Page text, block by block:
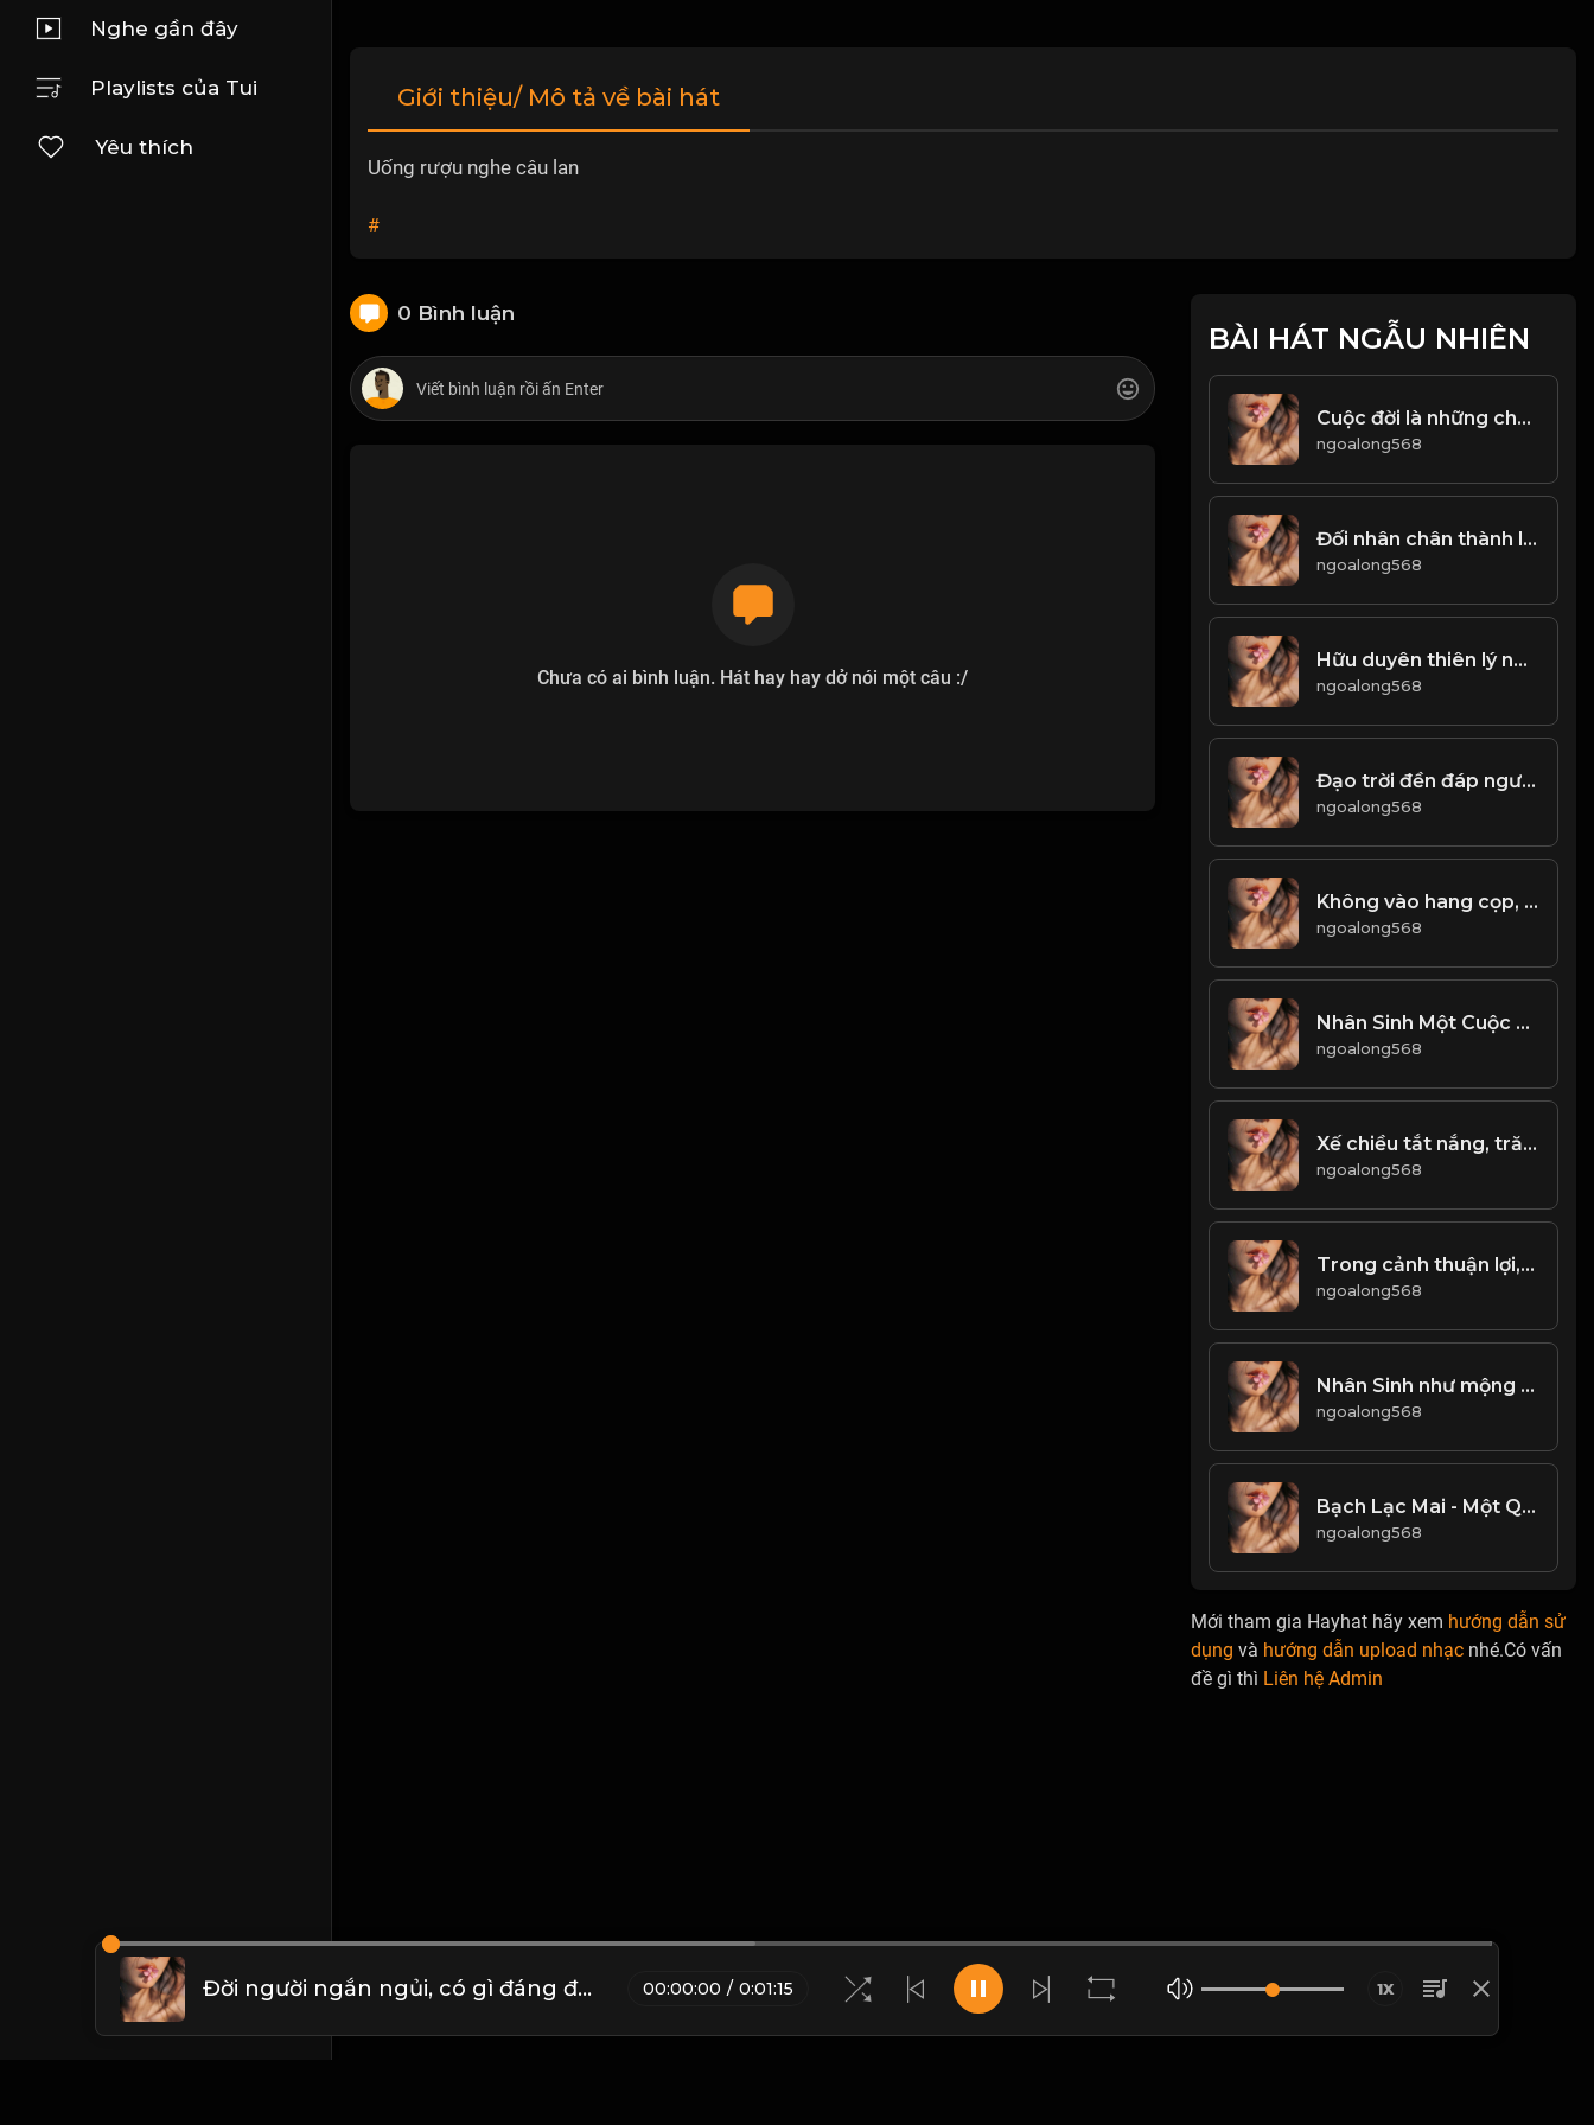
Nghe gần đây
Playlists của Tui
Yêu thích
Giới thiệu/ Mô tả về bài hát
Uống rượu nghe câu lan
#
0 Bình luận
Chưa có ai bình luận. Hát hay hay dở nói một câu :/
BÀI HÁT NGẪU NHIÊN
Cuộc đời là những chuyến đi, chỉ có buông bỏ mới có thể tiến xa hơn! & Đạo
ngoalong568
Đối nhân chân thành lịch sự, xử lý ẩn mình Khiêm hạ! Đạo
ngoalong568
Hữu duyên thiên lý năng tương ngộ Vô duyên đối diện bất tương phùng! & Đạo
ngoalong568
Đạo trời đền đáp người cần cù! & Đạo
ngoalong568
Không vào hang cọp, sao bắt được cọp con! Đạo
ngoalong568
Nhân Sinh Một Cuộc Tu Hành...! & ĐẠO
ngoalong568
Xế chiều tắt nắng, trăng tròn lại khuyết, âu cũng là lẽ thường của thế gian &đạo
ngoalong568
Trong cảnh thuận lợi, đối xử tốt với người, gặp cảnh đối xử tốt với mình! Đạo
ngoalong568
Nhân Sinh như mộng & Đạo
ngoalong568
Bạch Lạc Mai - Một Quyển Phong Hoa Đại Đường! & Đạo
ngoalong568
Mới tham gia Hayhat hãy xem hướng dẫn sử
dụng và hướng dẫn upload nhạc nhé.Có vấn
đề gì thì Liên hệ Admin
Đời người ngắn ngủi, có gì đáng để tranh đâu! & Đạo 00:00:00 / 0:01:15